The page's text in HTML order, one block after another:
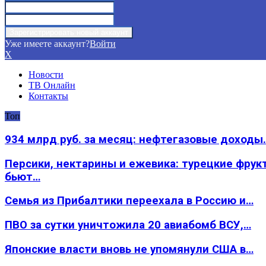
Уже имеете аккаунт?Войти
X
Новости
ТВ Онлайн
Контакты
Топ
934 млрд руб. за месяц: нефтегазовые
Персики, нектарины и ежевика: турецкие
бьют…
Семья из Прибалтики переехала в Россию и…
ПВО за сутки уничтожила 20 авиабомб ВСУ,…
Японские власти вновь не упомянули США в…